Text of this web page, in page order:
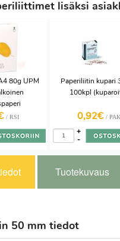
lisäksi
80g UPM
/ RSI
Paperiliitin kupari
100kpl
0,92€ / PAK
-
+
Tuotekuvaus
50 mm tiedot